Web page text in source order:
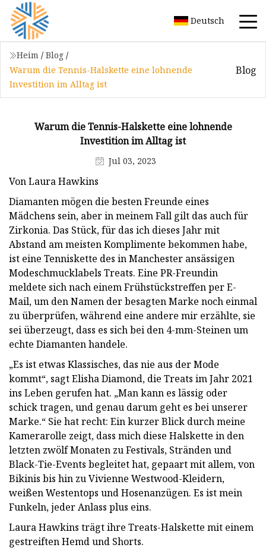
Deutsch
Heim / Blog /
Warum die Tennis-Halskette eine lohnende
Investition im Alltag ist
Blog
Warum die Tennis-Halskette eine lohnende
Investition im Alltag ist
Jul 03, 2023
Von Laura Hawkins
Diamanten mögen die besten Freunde eines
Mädchens sein, aber in meinem Fall gilt das auch für
Zirkonia. Das Stück, für das ich dieses Jahr mit
Abstand am meisten Komplimente bekommen habe,
ist eine Tenniskette des in Manchester ansässigen
Modeschmucklabels Treats. Eine PR-Freundin
meldete sich nach einem Frühstückstreffen per E-
Mail, um den Namen der besagten Marke noch einmal
zu überprüfen, während eine andere mir erzählte, sie
sei überzeugt, dass es sich bei den 4-mm-Steinen um
echte Diamanten handele.
„Es ist etwas Klassisches, das nie aus der Mode
kommt“, sagt Elisha Diamond, die Treats im Jahr 2021
ins Leben gerufen hat. „Man kann es lässig oder
schick tragen, und genau darum geht es bei unserer
Marke.“ Sie hat recht: Ein kurzer Blick durch meine
Kamerarolle zeigt, dass mich diese Halskette in den
letzten zwölf Monaten zu Festivals, Stränden und
Black-Tie-Events begleitet hat, gepaart mit allem, von
Bikinis bis hin zu Vivienne Westwood-Kleidern,
weißen Westentops und Hosenanzügen. Es ist mein
Funkeln, jeder Anlass plus eins.
Laura Hawkins trägt ihre Treats-Halskette mit einem
gestreiften Hemd und Shorts.